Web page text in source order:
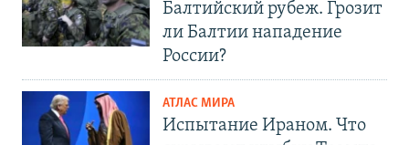
Балтийский рубеж. Грозит
ли Балтии нападение
России?
АТЛАС МИРА
Испытание Ираном. Что